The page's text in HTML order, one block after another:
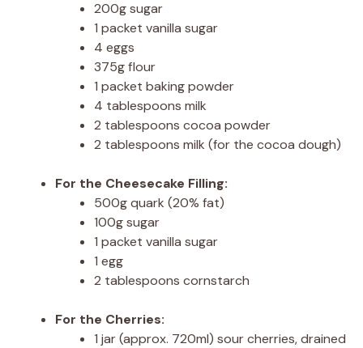
200g sugar
1 packet vanilla sugar
4 eggs
375g flour
1 packet baking powder
4 tablespoons milk
2 tablespoons cocoa powder
2 tablespoons milk (for the cocoa dough)
For the Cheesecake Filling:
500g quark (20% fat)
100g sugar
1 packet vanilla sugar
1 egg
2 tablespoons cornstarch
For the Cherries:
1 jar (approx. 720ml) sour cherries, drained